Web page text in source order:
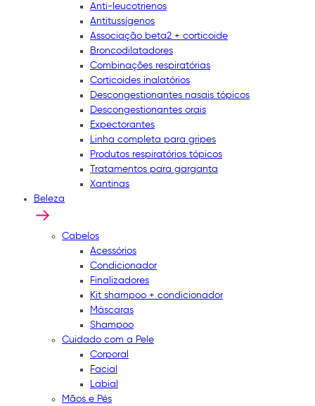
Anti-leucotrienos
Antitussígenos
Associação beta2 + corticoide
Broncodilatadores
Combinações respiratórias
Corticoides inalatórios
Descongestionantes nasais tópicos
Descongestionantes orais
Expectorantes
Linha completa para gripes
Produtos respiratórios tópicos
Tratamentos para garganta
Xantinas
Beleza
Cabelos
Acessórios
Condicionador
Finalizadores
Kit shampoo + condicionador
Máscaras
Shampoo
Cuidado com a Pele
Corporal
Facial
Labial
Mãos e Pés